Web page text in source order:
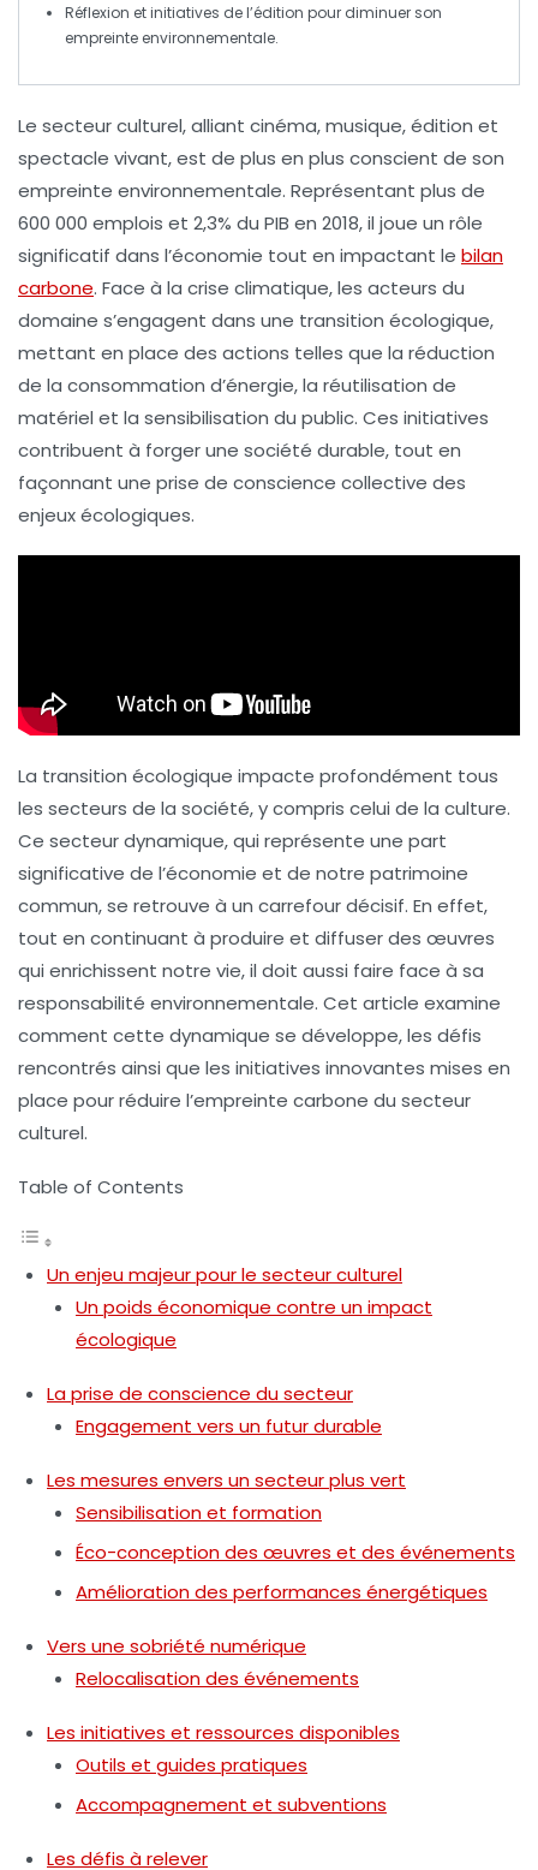
Réflexion et initiatives de l’édition pour diminuer son
empreinte environnementale.
Le secteur culturel, alliant cinéma,musique,édition et
spectacle vivant, est de plus en plus conscient de son
empreinte environnementale. Représentant plus de
600 000 emplois et 2,3% du PIB en 2018, il joue un rôle
significatif dans l’économie tout en impactant le bilan
carbone. Face à la crise climatique, les acteurs du
domaine s’engagent dans une transition écologique,
mettant en place des actions telles que la réduction
de la consommation d’énergie, la réutilisation de
matériel et la sensibilisation du public. Ces initiatives
contribuent à forger une société durable, tout en
façonnant une prise de conscience collective des
enjeux écologiques.
La transition écologique impacte profondément tous
les secteurs de la société, y compris celui de la culture.
Ce secteur dynamique, qui représente une part
significative de l’économie et de notre patrimoine
commun, se retrouve à un carrefour décisif. En effet,
tout en continuant à produire et diffuser des œuvres
qui enrichissent notre vie, il doit aussi faire face à sa
responsabilité environnementale. Cet article examine
comment cette dynamique se développe, les défis
rencontrés ainsi que les initiatives innovantes mises en
place pour réduire l’empreinte carbone du secteur
culturel.
Table of Contents
Un enjeu majeur pour le secteur culturel
Un poids économique contre un impact
écologique
La prise de conscience du secteur
Engagement vers un futur durable
Les mesures envers un secteur plus vert
Sensibilisation et formation
Éco-conception des œuvres et des événements
Amélioration des performances énergétiques
Vers une sobriété numérique
Relocalisation des événements
Les initiatives et ressources disponibles
Outils et guides pratiques
Accompagnement et subventions
Les défis à relever